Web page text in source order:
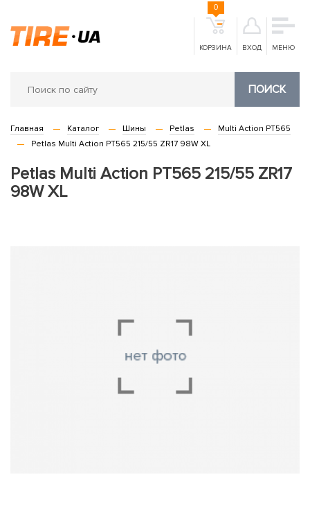
КОРЗИНА
0
ВХОД МЕНЮ
ПОИСК
Главная Каталог Шины Petlas
Multi Action PT565
Petlas Multi Action PT565 215/55 ZR17 98W XL
Petlas Multi Action PT565 215/55 ZR17
98W XL